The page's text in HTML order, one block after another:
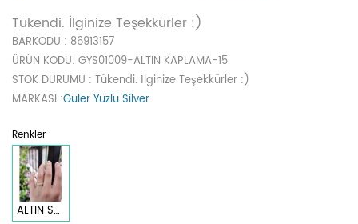
Tükendi. İlginize Teşekkürler :)
BARKODU : 86913157
ÜRÜN KODU: GYS01009-ALTIN KAPLAMA-15
STOK DURUMU : Tükendi. İlginize Teşekkürler :)
MARKASI :Güler Yüzlü Silver
Renkler
ALTIN SARI